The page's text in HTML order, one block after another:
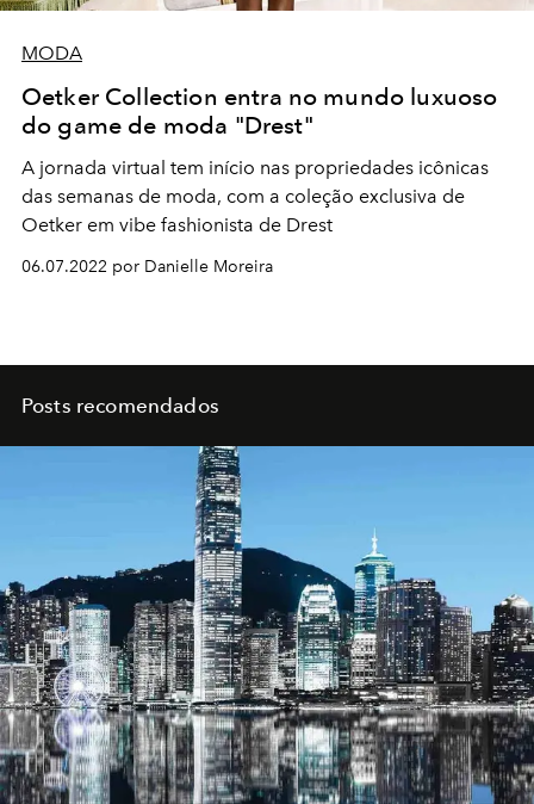
MODA
Oetker Collection entra no mundo luxuoso
do game de moda "Drest"
A jornada virtual tem início nas propriedades icônicas
das semanas de moda, com a coleção exclusiva de
Oetker em vibe fashionista de Drest
06.07.2022 por Danielle Moreira
Posts recomendados